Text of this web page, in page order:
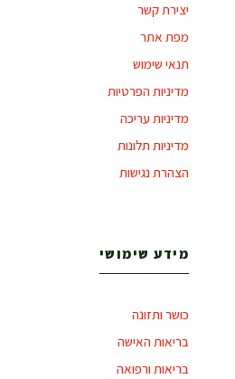
יצירת קשר
מפת אתר
תנאי שימוש
מדיניות הפרטיות
מדיניות עריכה
מדיניות תלונות
הצהרת נגישות
מידע שימושי
כושר ותזונה
בריאות האישה
בריאות ורפואה